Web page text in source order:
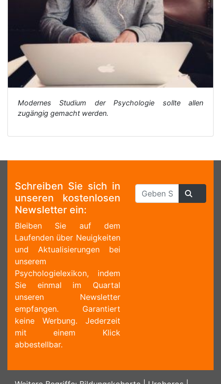
Modernes Studium der Psychologie sollte allen
zugängig gemacht werden.
Schreiben Sie sich in
unseren kostenlosen
Newsletter ein:
Bleiben Sie auf dem
Laufenden über Neuigkeiten
und Aktualisierungen bei
unserem
Psychologielexikon, indem
Sie einmal im Quartal
unseren Newsletter
empfangen. Garantiert
keine Werbung. Jederzeit
mit einem Klick
abbestellbar.